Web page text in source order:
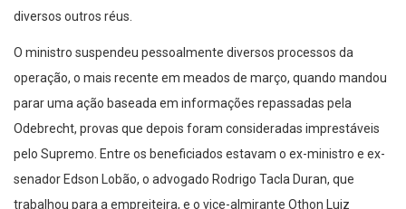
diversos outros réus.
O ministro suspendeu pessoalmente diversos processos da
operação, o mais recente em meados de março, quando mandou
parar uma ação baseada em informações repassadas pela
Odebrecht, provas que depois foram consideradas imprestáveis
pelo Supremo. Entre os beneficiados estavam o ex-ministro e ex-
senador Edson Lobão, o advogado Rodrigo Tacla Duran, que
trabalhou para a empreiteira, e o vice-almirante Othon Luiz